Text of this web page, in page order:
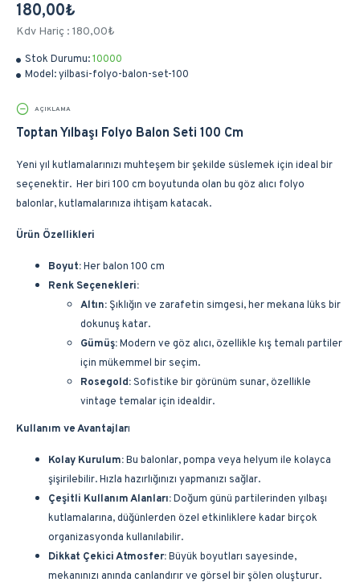
Stok Durumu:10000
Model:yilbasi-folyo-balon-set-100
180,00₺
Kdv Hariç : 180,00₺
AÇIKLAMA
Toptan Yılbaşı Folyo Balon Seti 100 Cm
Yeni yıl kutlamalarınızı muhteşem bir şekilde süslemek için ideal bir
seçenektir. Her biri 100 cm boyutunda olan bu göz alıcı folyo
balonlar, kutlamalarınıza ihtişam katacak.
Ürün Özellikleri
Boyut:Her balon 100 cm
Renk Seçenekleri:
Altın: Şıklığın ve zarafetin simgesi, her mekana lüks bir
dokunuş katar.
Gümüş:Modern ve göz alıcı, özellikle kış temalı partiler
için mükemmel bir seçim.
Rosegold:Sofistike bir görünüm sunar, özellikle
vintage temalar için idealdir.
Kullanım ve Avantajları
Kolay Kurulum:Bu balonlar, pompa veya helyum ile kolayca
şişirilebilir. Hızla hazırlığınızı yapmanızı sağlar.
Çeşitli Kullanım Alanları:Doğum günü partilerinden yılbaşı
kutlamalarına, düğünlerden özel etkinliklere kadar birçok
organizasyonda kullanılabilir.
Dikkat Çekici Atmosfer:Büyük boyutları sayesinde,
mekanınızı anında canlandırır ve görsel bir şölen oluşturur.